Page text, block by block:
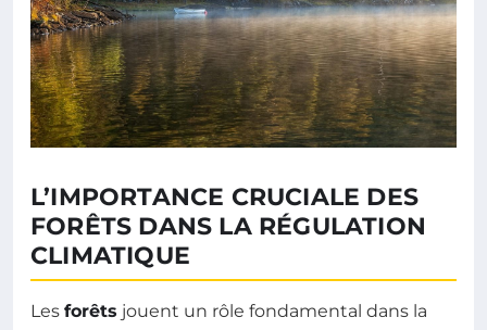
L’IMPORTANCE CRUCIALE DES
FORÊTS DANS LA RÉGULATION
CLIMATIQUE
Les forêts jouent un rôle fondamental dans la